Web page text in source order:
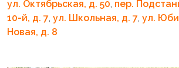
ул. Октябрьская, д. 50, пер.
10-й, д. 7, ул. Школьная, д. 7, ул.
Новая, д. 8